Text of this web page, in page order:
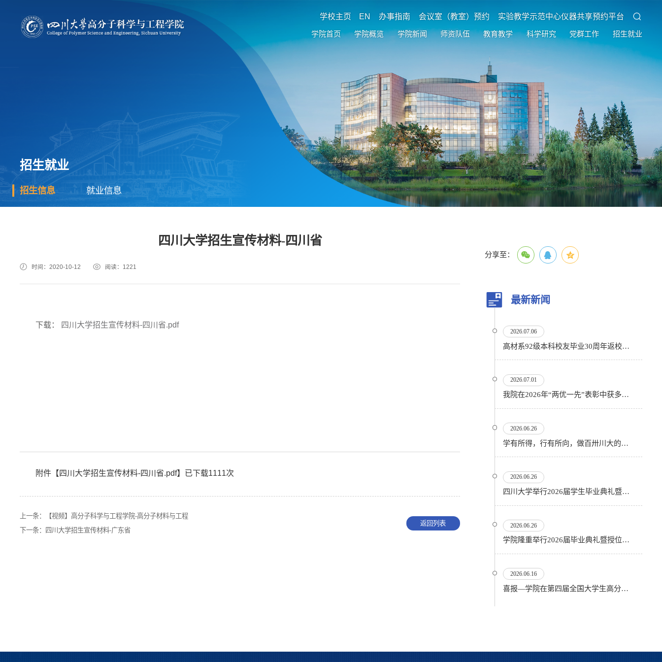
学校主页 EN 办事指南 会议室（教室）预约 实验教学示范中心仪器共享预约平台
学院首页 学院概览 学院新闻 师资队伍 教育教学 科学研究 党群工作 招生就业
招生就业
招生信息 就业信息
四川大学招生宣传材料-四川省
时间：2020-10-12 阅读： 1221
下载： 四川大学招生宣传材料-四川省.pdf
附件【四川大学招生宣传材料-四川省.pdf】已下载1111次
上一条：
【视频】高分子科学与工程学院-高分子材料与工程
下一条：
四川大学招生宣传材料-广东省
返回列表
分享至：
最新新闻
2026.07.06
高材系92级本科校友毕业30周年返校活动顺利举行
2026.07.01
我院在2026年“两优一先”表彰中获多项殊荣
2026.06.26
学有所得，行有所向，做百卅川大的薪火赓续者——校长汪劲松在四川大学2026届学生毕业典礼上的...
2026.06.26
四川大学举行2026届学生毕业典礼暨学位授予仪式
2026.06.26
​学院隆重举行2026届毕业典礼暨授位仪式
2026.06.16
喜报—学院在第四届全国大学生高分子材料实验实践虚拟仿真大赛再创佳绩